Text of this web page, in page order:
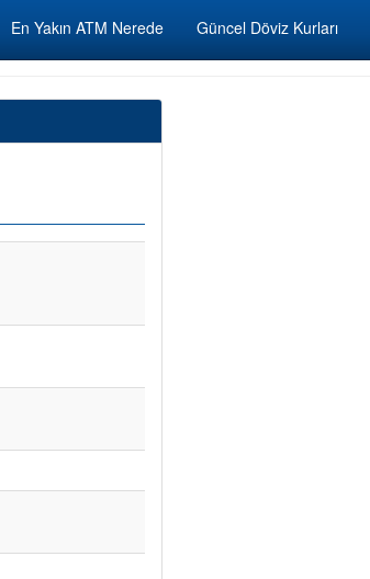
En Yakın ATM Nerede Güncel Döviz Kurları